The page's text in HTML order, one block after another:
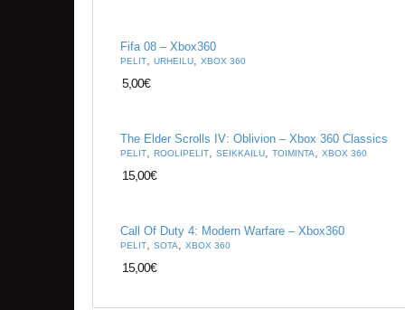
Fifa 08 – Xbox360
PELIT, URHEILU, XBOX 360
5,00€
The Elder Scrolls IV: Oblivion – Xbox 360 Classics
PELIT, ROOLIPELIT, SEIKKAILU, TOIMINTA, XBOX 360
15,00€
Call Of Duty 4: Modern Warfare – Xbox360
PELIT, SOTA, XBOX 360
15,00€